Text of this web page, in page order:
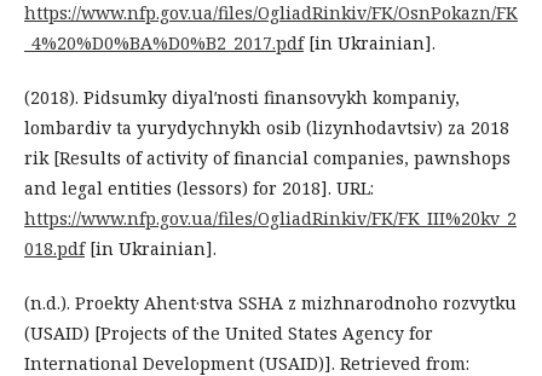
https://www.nfp.gov.ua/files/OgliadRinkiv/FK/OsnPokazn/FK
_4%20%D0%BA%D0%B2_2017.pdf[in Ukrainian].
(2018). Pidsumky diyalʹnosti finansovykh kompaniy,
lombardiv ta yurydychnykh osib (lizynhodavtsiv) za 2018
rik [Results of activity of financial companies, pawnshops
and legal entities (lessors) for 2018]. URL:
https://www.nfp.gov.ua/files/OgliadRinkiv/FK/FK_III%20kv_2
018.pdf[in Ukrainian].
(n.d.). Proekty Ahent·stva SSHA z mizhnarodnoho rozvytku
(USAID) [Projects of the United States Agency for
International Development (USAID)]. Retrieved from: